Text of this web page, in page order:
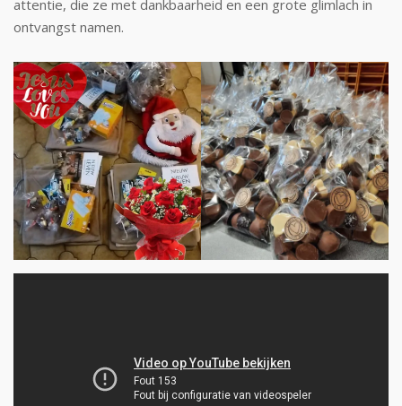
attentie, die ze met dankbaarheid en een grote glimlach in
ontvangst namen.